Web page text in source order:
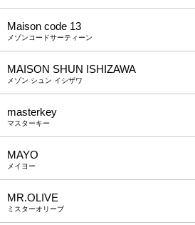
Maison code 13
メゾンコードサーティーン
MAISON SHUN ISHIZAWA
メゾン シュン イシザワ
masterkey
マスターキー
MAYO
メイヨー
MR.OLIVE
ミスターオリーブ